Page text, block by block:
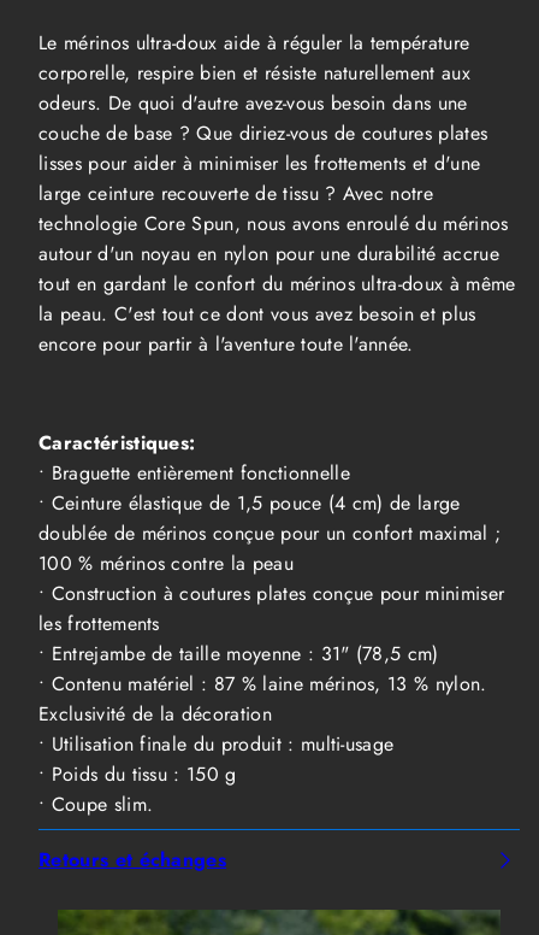
Hommes
Hommes
Le mérinos ultra-doux aide à réguler la température
corporelle, respire bien et résiste naturellement aux
odeurs. De quoi d'autre avez-vous besoin dans une
couche de base ? Que diriez-vous de coutures plates
lisses pour aider à minimiser les frottements et d'une
large ceinture recouverte de tissu ? Avec notre
technologie Core Spun, nous avons enroulé du mérinos
autour d'un noyau en nylon pour une durabilité accrue
tout en gardant le confort du mérinos ultra-doux à même
la peau. C'est tout ce dont vous avez besoin et plus
encore pour partir à l'aventure toute l'année.
Caractéristiques:
• Braguette entièrement fonctionnelle
• Ceinture élastique de 1,5 pouce (4 cm) de large
doublée de mérinos conçue pour un confort maximal ;
100 % mérinos contre la peau
• Construction à coutures plates conçue pour minimiser
les frottements
• Entrejambe de taille moyenne : 31" (78,5 cm)
• Contenu matériel : 87 % laine mérinos, 13 % nylon.
Exclusivité de la décoration
• Utilisation finale du produit : multi-usage
• Poids du tissu : 150 g
• Coupe slim.
Retours et échanges